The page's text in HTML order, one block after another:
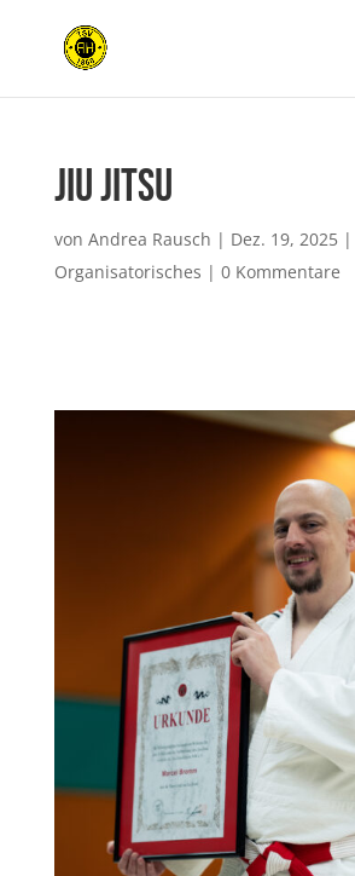
Jiu Jitsu
von Andrea Rausch | Dez. 19, 2025|
Organisatorisches | 0 Kommentare